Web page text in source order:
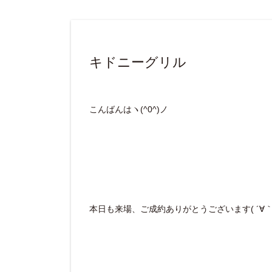
キドニーグリル
こんばんはヽ(^0^)ノ
本日も来場、ご成約ありがとうございます( ´∀